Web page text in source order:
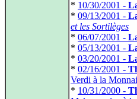
* 10/30/2001 -
* 09/13/2001 -
et les Sortilèges
* 06/07/2001 -
* 05/13/2001 -
* 03/20/2001 -
* 02/16/2001 -
Verdi à la
* 10/31/2000 -